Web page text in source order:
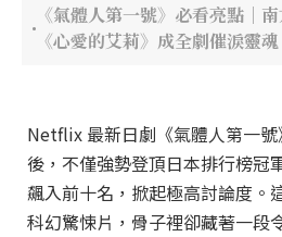
《氣體人第一號》必看亮點｜
《心愛的艾莉》成全劇催淚靈魂
Netflix 最新日劇《氣體人第一
後，不僅強勢登頂日本排行榜冠
飆入前十名，掀起極高討論度。
科幻驚悚片，骨子裡卻藏著一段